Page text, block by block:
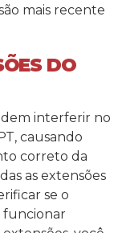
mais recente
DO
interferir no
causando
correto da
as extensões
se o
funcionar